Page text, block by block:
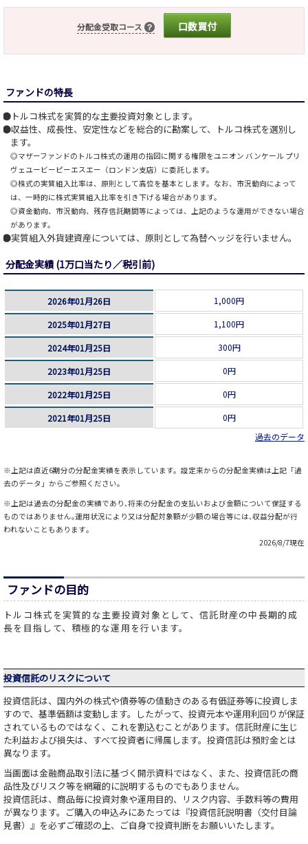
分配金受取コース 口数買付
ファンドの特長
トルコ株式を実質的な主要投資対象とします。
収益性、成長性、安定性などを総合的に勘案して、トルコ株式を選別し
ます。
◎マザーファンドのトルコ株式の運用の指図に関する権限をユニオン バンケール プリ
ヴェユービーピーエスエー（ロンドン支店）に委託します。
◎株式の実質組入比率は、原則として高位を基本とします。なお、市況動向によって
は、一時的に株式実質組入比率を引き下げる場合があります。
◎資金動向、市況動向、残存信託期間等によっては、上記のような運用ができない場合
があります。
実質組入外貨建資産については、原則として為替ヘッジを行いません。
分配金実績 (1万口当たり／税引前)
2026年01月26日 1,000円
2025年01月27日 1,100円
2024年01月25日 300円
2023年01月25日 0円
2022年01月25日 0円
2021年01月25日
0円
過去のデータ
※上記は直近6期分の分配金実績を表示しています。設定来からの分配金実績は上記「過
去のデータ」からご参照ください。
※上記は過去の分配金の実績であり､将来の分配金の支払いおよび金額について保証する
ものではありません｡運用状況により又は分配対象額が少額の場合等には､収益分配が行
われないこともあります｡
2026/8/7現在
ファンドの目的
トルコ株式を実質的な主要投資対象として、信託財産の中長期的成
長を目指して、積極的な運用を行います。
投資信託のリスクについて
投資信託は、国内外の株式や債券等の値動きのある有価証券等に投資しま
すので、基準価額は変動します。したがって、投資元本や運用利回りが保証
されているものではなく、これを割込むことがあります。信託財産に生じ
た利益および損失は、すべて投資者に帰属します。投資信託は預貯金とは
異なります。
当画面は金融商品取引法に基づく開示資料ではなく、また、投資信託の商
品性及びリスク等を網羅的に説明するものでもありません。
投資信託は、商品毎に投資対象や運用目的、リスク内容、手数料等の費用
が異なります。ご購入の申込みにあたっては『投資信託説明書（交付目論
見書）』を必ずご確認の上、ご自身で投資判断をお願いいたします。